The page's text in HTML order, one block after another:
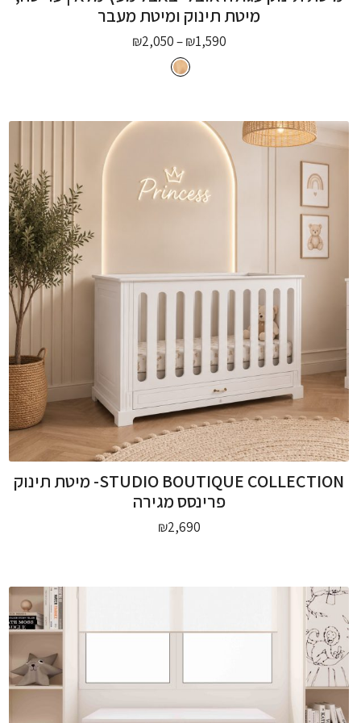
מיטת תינוק ומיטת מעבר
₪1,590
–
₪2,050
STUDIO BOUTIQUE COLLECTION- מיטת תינוק
פרינסס מגירה
₪2,690